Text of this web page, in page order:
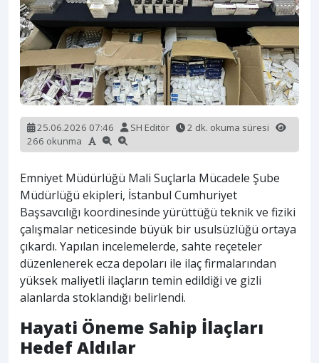
25.06.2026 07:46 SH Editör
2 dk. okuma süresi
266 okunma
Emniyet Müdürlüğü Mali Suçlarla Mücadele Şube
Müdürlüğü ekipleri, İstanbul Cumhuriyet
Başsavcılığı koordinesinde yürüttüğü teknik ve fiziki
çalışmalar neticesinde büyük bir usulsüzlüğü ortaya
çıkardı. Yapılan incelemelerde, sahte reçeteler
düzenlenerek ecza depoları ile ilaç firmalarından
yüksek maliyetli ilaçların temin edildiği ve gizli
alanlarda stoklandığı belirlendi.
Hayati Öneme Sahip İlaçları
Hedef Aldılar